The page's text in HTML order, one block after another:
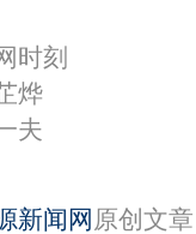
时刻
烨
夫
新闻网 原创文